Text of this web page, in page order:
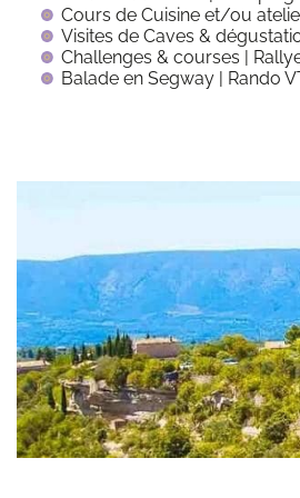
Cours de Cuisine et/ou
Visites de Caves &
Challenges & courses |
Balade en Segway | Rando